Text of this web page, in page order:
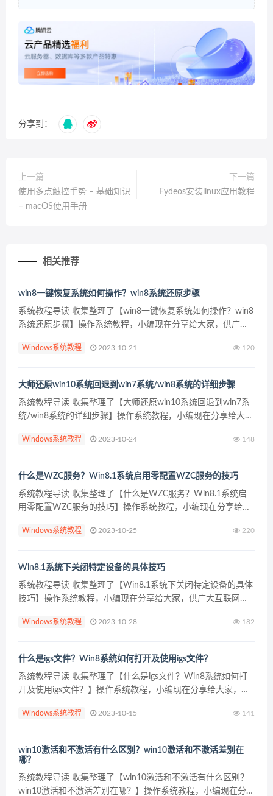
分享到：
上一篇
使用多点触控手势 – 基础知识
– macOS使用手册
下一篇
Fydeos安装linux应用教程
相关推荐
win8一键恢复系统如何操作？win8系统还原步骤
系统教程导读 收集整理了【win8一键恢复系统如何操作？win8
系统还原步骤】操作系统教程，小编现在分享给大家，供广大
概需要1分钟。 系统教程内容图文 2、进入系...
Windows系统教程 2023-10-21 120
大师还原win10系统回退到win7系统/win8系统的详细步骤
系统教程导读 收集整理了【大师还原win10系统回退到win7系
统/win8系统的详细步骤】操作系统教程，小编现在分享给大
纯文字阅读大概需要2分钟。 系统教程内容...
Windows系统教程 2023-10-24 148
什么是WZC服务？Win8.1系统启用零配置WZC服务的技巧
系统教程导读 收集整理了【什么是WZC服务？Win8.1系统启
用零配置WZC服务的技巧】操作系统教程，小编现在分享给大
文字阅读大概需要1分钟。 系统教程内容图文 ...
Windows系统教程 2023-10-25 220
Win8.1系统下关闭特定设备的具体技巧
系统教程导读 收集整理了【Win8.1系统下关闭特定设备的具体
技巧】操作系统教程，小编现在分享给大家，供广大互联网技
分钟。 系统教程内容图文 Win...
Windows系统教程 2023-10-28 182
什么是igs文件？Win8系统如何打开及使用igs文件？
系统教程导读 收集整理了【什么是igs文件？Win8系统如何打
开及使用igs文件？】操作系统教程，小编现在分享给大家，供
读大概需要1分钟。 系统教程内容图文 &#...
Windows系统教程 2023-10-15 141
win10激活和不激活有什么区别？win10激活和不激活差别在
哪？
系统教程导读 收集整理了【win10激活和不激活有什么区别？
win10激活和不激活差别在哪？】操作系统教程，小编现在分享